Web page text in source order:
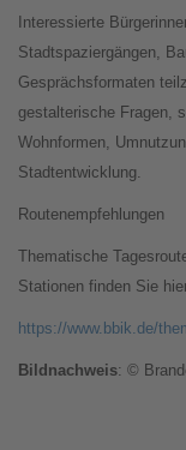
Interessierte
Stadtspaziergängen,
Gesprächsformaten
gestalterische Fragen,
Wohnformen,
Stadtentwicklung.
Routenempfehlungen
Thematische
Stationen finden Sie
https://www.bbik.de/
Bildnachweis: ©